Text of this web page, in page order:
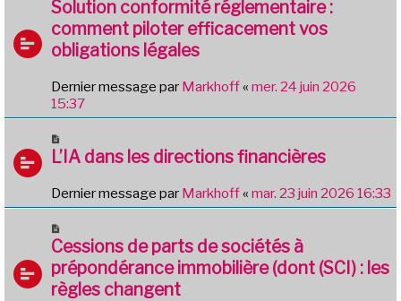
Solution conformité réglementaire :
comment piloter efficacement vos
obligations légales
Dernier message par Markhoff« mer. 24 juin 2026
15:37
L’IA dans les directions financières
Dernier message par Markhoff« mar. 23 juin 2026 16:33
Cessions de parts de sociétés à
prépondérance immobilière (dont (SCI) : les
règles changent